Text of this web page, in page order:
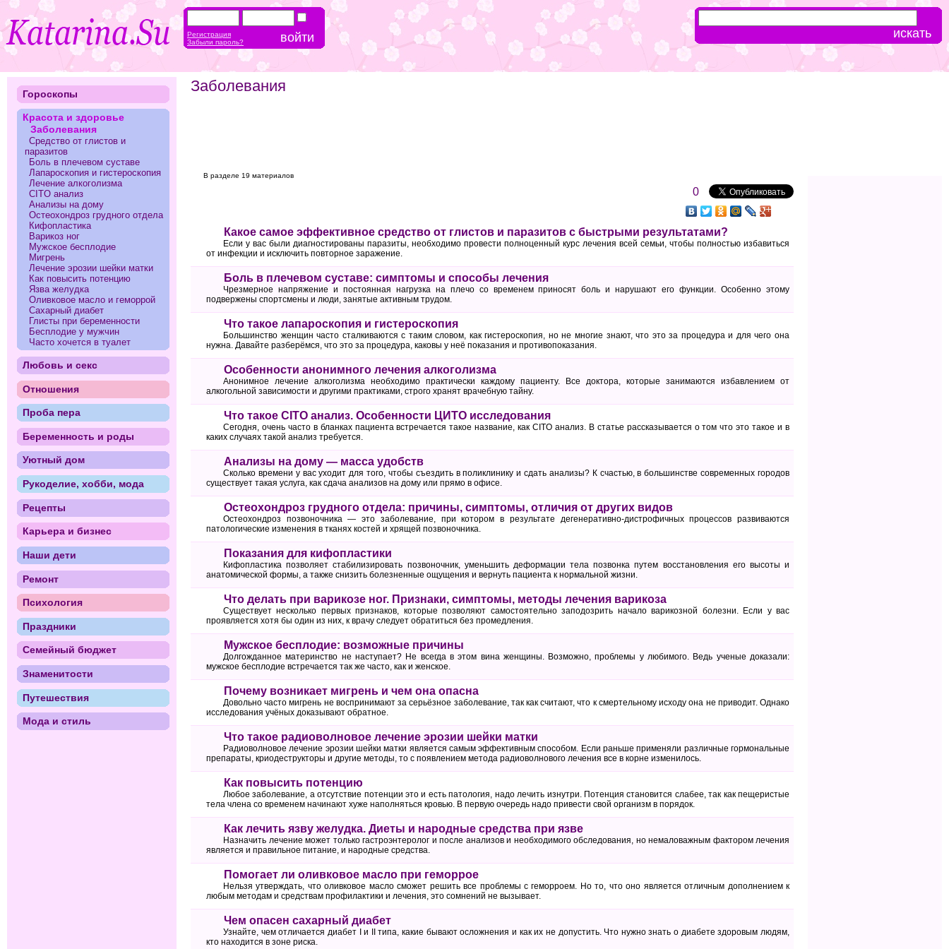
Заболевания
В разделе 19 материалов
0
Какое самое эффективное средство от глистов и паразитов с быстрыми результатами?
Если у вас были диагностированы паразиты, необходимо провести полноценный курс лечения всей семьи, чтобы полностью избавиться
от инфекции и исключить повторное заражение.
Боль в плечевом суставе: симптомы и способы лечения
Чрезмерное напряжение и постоянная нагрузка на плечо со временем приносят боль и нарушают его функции. Особенно этому
подвержены спортсмены и люди, занятые активным трудом.
Что такое лапароскопия и гистероскопия
Большинство женщин часто сталкиваются с таким словом, как гистероскопия, но не многие знают, что это за процедура и для чего она
нужна. Давайте разберёмся, что это за процедура, каковы у неё показания и противопоказания.
Особенности анонимного лечения алкоголизма
Анонимное лечение алкоголизма необходимо практически каждому пациенту. Все доктора, которые занимаются избавлением от
алкогольной зависимости и другими практиками, строго хранят врачебную тайну.
Что такое CITO анализ. Особенности ЦИТО исследования
Сегодня, очень часто в бланках пациента встречается такое название, как CITO анализ. В статье рассказывается о том что это такое и в
каких случаях такой анализ требуется.
Анализы на дому — масса удобств
Сколько времени у вас уходит для того, чтобы съездить в поликлинику и сдать анализы? К счастью, в большинстве современных городов
существует такая услуга, как сдача анализов на дому или прямо в офисе.
Остеохондроз грудного отдела: причины, симптомы, отличия от других видов
Остеохондроз позвоночника — это заболевание, при котором в результате дегенеративно-дистрофичных процессов развиваются
патологические изменения в тканях костей и хрящей позвоночника.
Показания для кифопластики
Кифопластика позволяет стабилизировать позвоночник, уменьшить деформации тела позвонка путем восстановления его высоты и
анатомической формы, а также снизить болезненные ощущения и вернуть пациента к нормальной жизни.
Что делать при варикозе ног. Признаки, симптомы, методы лечения варикоза
Существует несколько первых признаков, которые позволяют самостоятельно заподозрить начало варикозной болезни. Если у вас
проявляется хотя бы один из них, к врачу следует обратиться без промедления.
Мужское бесплодие: возможные причины
Долгожданное материнство не наступает? Не всегда в этом вина женщины. Возможно, проблемы у любимого. Ведь ученые доказали:
мужское бесплодие встречается так же часто, как и женское.
Почему возникает мигрень и чем она опасна
Довольно часто мигрень не воспринимают за серьёзное заболевание, так как считают, что к смертельному исходу она не приводит. Однако
исследования учёных доказывают обратное.
Что такое радиоволновое лечение эрозии шейки матки
Радиоволновое лечение эрозии шейки матки является самым эффективным способом. Если раньше применяли различные гормональные
препараты, криодеструкторы и другие методы, то с появлением метода радиоволнового лечения все в корне изменилось.
Как повысить потенцию
Любое заболевание, а отсутствие потенции это и есть патология, надо лечить изнутри. Потенция становится слабее, так как пещеристые
тела члена со временем начинают хуже наполняться кровью. В первую очередь надо привести свой организм в порядок.
Как лечить язву желудка. Диеты и народные средства при язве
Назначить лечение может только гастроэнтеролог и после анализов и необходимого обследования, но немаловажным фактором лечения
является и правильное питание, и народные средства.
Помогает ли оливковое масло при геморрое
Нельзя утверждать, что оливковое масло сможет решить все проблемы с геморроем. Но то, что оно является отличным дополнением к
любым методам и средствам профилактики и лечения, это сомнений не вызывает.
Чем опасен сахарный диабет
Узнайте, чем отличается диабет I и II типа, какие бывают осложнения и как их не допустить. Что нужно знать о диабете здоровым людям,
кто находится в зоне риска.
Гороскопы
Красота и здоровье
Заболевания
Средство от глистов и
паразитов
Боль в плечевом суставе
Лапароскопия и гистероскопия
Лечение алкоголизма
CITO анализ
Анализы на дому
Остеохондроз грудного отдела
Кифопластика
Варикоз ног
Мужское бесплодие
Мигрень
Лечение эрозии шейки матки
Как повысить потенцию
Язва желудка
Оливковое масло и геморрой
Сахарный диабет
Глисты при беременности
Бесплодие у мужчин
Часто хочется в туалет
Любовь и секс
Отношения
Проба пера
Беременность и роды
Уютный дом
Рукоделие, хобби, мода
Рецепты
Карьера и бизнес
Наши дети
Ремонт
Психология
Праздники
Семейный бюджет
Знаменитости
Путешествия
Мода и стиль
Регистрация
Забыли пароль?